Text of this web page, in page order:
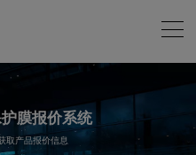
护膜报价系统
取产品报价信息